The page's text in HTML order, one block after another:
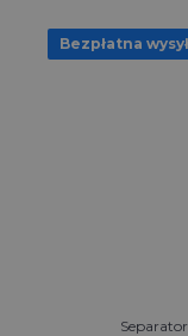
Bezpłatna